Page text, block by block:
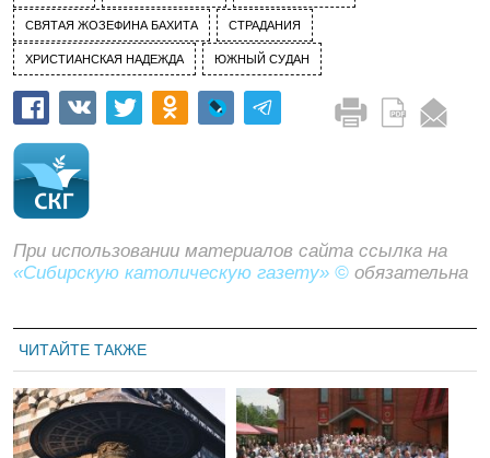
СВЯТАЯ ЖОЗЕФИНА БАХИТА СТРАДАНИЯ
ХРИСТИАНСКАЯ НАДЕЖДА ЮЖНЫЙ СУДАН
При использовании материалов сайта ссылка на
«Сибирскую католическую газету» © обязательна
ЧИТАЙТЕ ТАКЖЕ